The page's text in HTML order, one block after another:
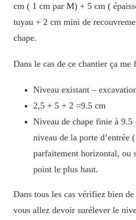
cm ( 1 cm par M) + 5 cm (
tuyau + 2 cm mini de
chape.
Dans le cas de ce chantier ça me
Niveau existant –
2,5 + 5 + 2 =9.5 cm
Niveau de chape finie à 9.5
niveau de la porte d’entrée
parfaitement horizontal, ou
point le plus haut.
Dans tous les cas vérifiez bien
vous allez devoir surélever le